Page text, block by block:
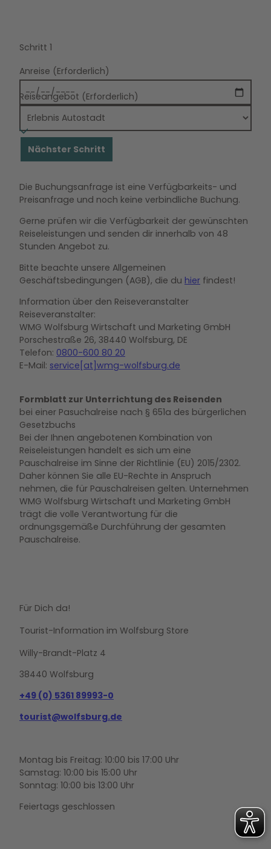
Schritt 1
Anreise (Erforderlich)
Reiseangebot (Erforderlich)
Nächster Schritt
Die Buchungsanfrage ist eine Verfügbarkeits- und
Preisanfrage und noch keine verbindliche Buchung.
Gerne prüfen wir die Verfügbarkeit der gewünschten
Reiseleistungen und senden dir innerhalb von 48
Stunden Angebot zu.
Bitte beachte unsere Allgemeinen
Geschäftsbedingungen (AGB), die du hier findest!
Information über den Reiseveranstalter
Reiseveranstalter:
WMG Wolfsburg Wirtschaft und Marketing GmbH
Porschestraße 26, 38440 Wolfsburg, DE
Telefon: 0800-600 80 20
E-Mail: service[at]wmg-wolfsburg.de
Formblatt zur Unterrichtung des Reisenden
bei einer Pasuchalreise nach § 651a des bürgerlichen
Gesetzbuchs
Bei der Ihnen angebotenen Kombination von
Reiseleistungen handelt es sich um eine
Pauschalreise im Sinne der Richtlinie (EU) 2015/2302.
Daher können Sie alle EU-Rechte in Anspruch
nehmen, die für Pauschalreisen gelten. Unternehmen
WMG Wolfsburg Wirtschaft und Marketing GmbH
trägt die volle Verantwortung für die
ordnungsgemäße Durchführung der gesamten
Pauschalreise.
Für Dich da!
Tourist-Information im Wolfsburg Store
Willy-Brandt-Platz 4
38440 Wolfsburg
+49 (0) 5361 89993-0
tourist@wolfsburg.de
Montag bis Freitag: 10:00 bis 17:00 Uhr
Samstag: 10:00 bis 15:00 Uhr
Sonntag: 10:00 bis 13:00 Uhr
Feiertags geschlossen